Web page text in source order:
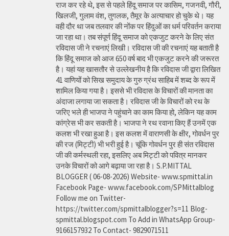
राज कर रहे थे, इस से पहले हिंदू समाज पर कासिम, गजनवी, गौरी,
खिलजी, गुलाम वंश, तुगलक, तैमूर के अत्याचार हो चुके थे। यह
वही दौर था जब तलवार की नोंक पर हिंदुओं का धर्म परिवर्तन कराया
जा रहा था। तब संपूर्ण हिंदू समाज को एकजुट करने के लिए संत
रविदास जी ने रचनाएं लिखी। रविदास जी की रचनाएं यह बताती है
कि हिंदू समाज को आज 650 वर्ष बाद भी एकजुट करने की जरूरत
है। यहां यह खासतौर से उल्लेखनीय है कि रविदास जी द्वारा लिखित
41 वाणियोंं को सिख समुदाय के गुरु ग्रंथ साहिब में शब्द के रूप में
शामिल किया गया है। इससे भी रविदास के विचारों की मानता का
अंदाजा लगाया जा सकता है। रविदास जी के विचारों को रथ के
जरिए भले ही भाजपा ने पहुंचाने का काम किया हो, लेकिन यह काम
कांग्रेस भी कर सकती है। भाजपा ने रथ रवाना किए हैं उनमें एक
कलश भी रखा हुआ है। इस कलश में वाराणसी के क्षीर, गोवर्धन पुर
की रज (मिट्टी) भी भरी हुई है। चूंकि गोवर्धन पुर ही संत रविदास
जी की कर्मस्थली रहा, इसलिए अब मिट्टी को पवित्र मानकर
उनके विचारों को आगे बढ़ाया जा रहा है। S.P.MITTAL
BLOGGER ( 06-08-2026) Website- www.spmittal.in
Facebook Page- www.facebook.com/SPMittalblog
Follow me on Twitter-
https://twitter.com/spmittalblogger?s=11 Blog-
spmittal.blogspot.com To Add in WhatsApp Group-
9166157932 To Contact- 9829071511